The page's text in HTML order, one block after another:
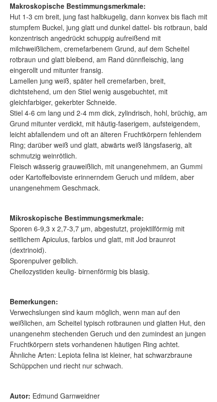
Makroskopische Bestimmungsmerkmale:
Hut 1-3 cm breit, jung fast halbkugelig, dann konvex bis flach mit
stumpfem Buckel, jung glatt und dunkel dattel- bis rotbraun, bald
konzentrisch angedrückt schuppig aufreißend mit
milchweißlichem, cremefarbenem Grund, auf dem Scheitel
rotbraun und glatt bleibend, am Rand dünnfleischig, lang
eingerollt und mitunter fransig.
Lamellen jung weiß, später hell cremefarben, breit,
dichtstehend, um den Stiel wenig ausgebuchtet, mit
gleichfarbiger, gekerbter Schneide.
Stiel 4-6 cm lang und 2-4 mm dick, zylindrisch, hohl, brüchig, am
Grund mitunter verdickt, mit häutig-faserigem, aufsteigendem,
leicht abfallendem und oft an älteren Fruchtkörpern fehlendem
Ring; darüber weiß und glatt, abwärts weiß längsfaserig, alt
schmutzig weinrötlich.
Fleisch wässerig grauweißlich, mit unangenehmem, an Gummi
oder Kartoffelboviste erinnerndem Geruch und mildem, aber
unangenehmem Geschmack.
Mikroskopische Bestimmungsmerkmale:
Sporen 6-9,3 x 2,7-3,7 µm, abgestutzt, projektilförmig mit
seitlichem Apiculus, farblos und glatt, mit Jod braunrot
(dextrinoid).
Sporenpulver gelblich.
Cheilozystiden keulig- birnenförmig bis blasig.
Bemerkungen:
Verwechslungen sind kaum möglich, wenn man auf den
weißlichen, am Scheitel typisch rotbraunen und glatten Hut, den
unangenehm stechenden Geruch und den zumindest an jungen
Fruchtkörpern stets vorhandenen häutigen Ring achtet.
Ähnliche Arten: Lepiota felina ist kleiner, hat schwarzbraune
Schüppchen und riecht nur schwach.
Autor: Edmund Garnweidner